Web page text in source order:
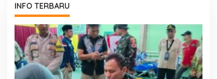
INFO TERBARU